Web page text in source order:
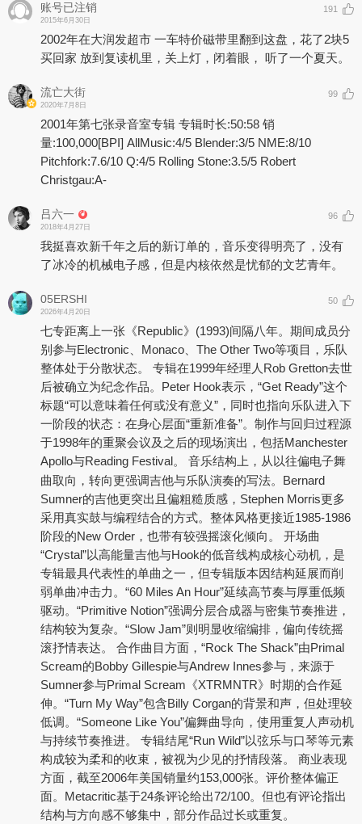
账号已注销
2015年6月30日
191
2002年在大润发超市 一车特价磁带里翻到这盘，花了2块5
买回家 放到复读机里，关上灯，闭着眼， 听了一个夏天。
流亡大街
2020年7月8日
99
2001年第七张录音室专辑 专辑时长:50:58 销
量:100,000[BPI] AllMusic:4/5 Blender:3/5 NME:8/10
Pitchfork:7.6/10 Q:4/5 Rolling Stone:3.5/5 Robert
Christgau:A-
吕六一
2018年4月27日
96
我挺喜欢新千年之后的新订单的，音乐变得明亮了，没有
了冰冷的机械电子感，但是内核依然是忧郁的文艺青年。
05ERSHI
2026年4月20日
50
七专距离上一张《Republic》(1993)间隔八年。期间成员分
别参与Electronic、Monaco、The Other Two等项目，乐队
整体处于分散状态。 专辑在1999年经理人Rob Gretton去世
后被确立为纪念作品。Peter Hook表示，“Get Ready”这个
标题“可以意味着任何或没有意义”，同时也指向乐队进入下
一阶段的状态：在身心层面“重新准备”。制作与回归过程源
于1998年的重聚会议及之后的现场演出，包括Manchester
Apollo与Reading Festival。 音乐结构上，从以往偏电子舞
曲取向，转向更强调吉他与乐队演奏的写法。Bernard
Sumner的吉他更突出且偏粗糙质感，Stephen Morris更多
采用真实鼓与编程结合的方式。整体风格更接近1985-1986
阶段的New Order，也带有较强摇滚化倾向。 开场曲
“Crystal”以高能量吉他与Hook的低音线构成核心动机，是
专辑最具代表性的单曲之一，但专辑版本因结构延展而削
弱单曲冲击力。“60 Miles An Hour”延续高节奏与厚重低频
驱动。“Primitive Notion”强调分层合成器与密集节奏推进，
结构较为复杂。“Slow Jam”则明显收缩编排，偏向传统摇
滚抒情表达。 合作曲目方面，“Rock The Shack”由Primal
Scream的Bobby Gillespie与Andrew Innes参与，来源于
Sumner参与Primal Scream《XTRMNTR》时期的合作延
伸。“Turn My Way”包含Billy Corgan的背景和声，但处理较
低调。“Someone Like You”偏舞曲导向，使用重复人声动机
与持续节奏推进。 专辑结尾“Run Wild”以弦乐与口琴等元素
构成较为柔和的收束，被视为少见的抒情段落。 商业表现
方面，截至2006年美国销量约153,000张。评价整体偏正
面。Metacritic基于24条评论给出72/100。但也有评论指出
结构与方向感不够集中，部分作品过长或重复。